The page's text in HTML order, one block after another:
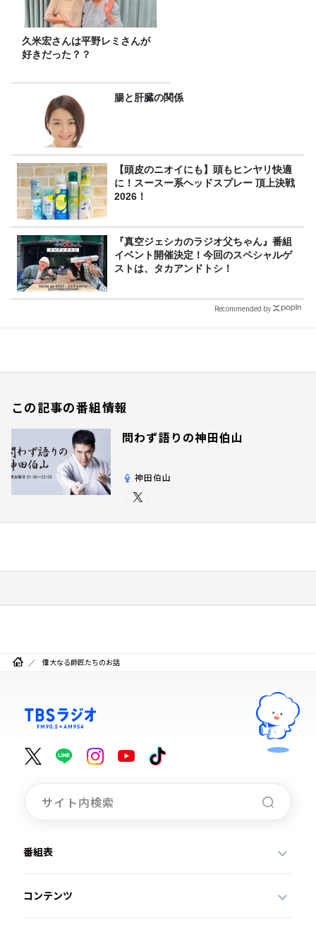
久米宏さんは平野レミさんが
好きだった？？
腸と肝臓の関係
【頭皮のニオイにも】頭もヒンヤリ快適
に！スースー系ヘッドスプレー 頂上決戦
2026！
『真空ジェシカのラジオ父ちゃん』番組
イベント開催決定！今回のスペシャルゲ
ストは、タカアンドトシ！
Recommended by
この記事の番組情報
問わず語りの神田伯山
神田伯山
偉大なる師匠たちのお話
番組表
コンテンツ